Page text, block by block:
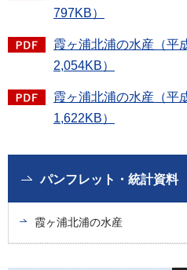
797KB）
霞ヶ浦北浦の水産（平
2,054KB）
霞ヶ浦北浦の水産（平
1,622KB）
パンフレット・統計資料
霞ヶ浦北浦の水産